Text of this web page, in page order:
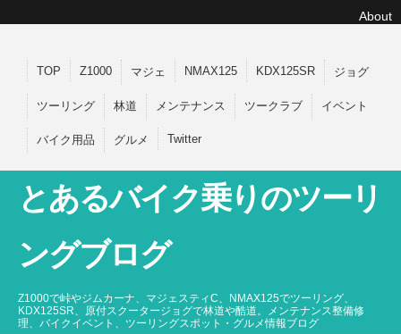
About
TOP Z1000 マジェ NMAX125 KDX125SR ジョグ
ツーリング 林道 メンテナンス ツークラブ イベント
バイク用品 グルメ Twitter
とあるバイク乗りのツーリ
ングブログ
Z1000で峠やジムカーナ、マジェスティC、NMAX125でツーリング、
KDX125SR、原付スクータージョグで林道や酷道。メンテナンス整備修
理、バイクイベント、ツーリングスポット・グルメ情報ブログ